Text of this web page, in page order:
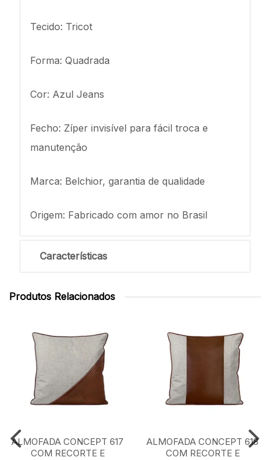
Tecido: Tricot
Forma: Quadrada
Cor: Azul Jeans
Fecho: Zíper invisível para fácil troca e
manutenção
Marca: Belchior, garantia de qualidade
Origem: Fabricado com amor no Brasil
Características
Produtos Relacionados
ALMOFADA CONCEPT 617
COM RECORTE E
ALMOFADA CONCEPT 618
COM RECORTE E